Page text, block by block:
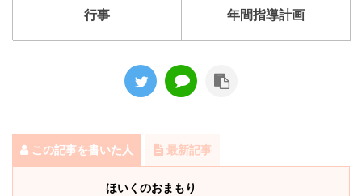
行事 年間指導計画
この記事を書いた人 最新記事
ほいくのおまもり